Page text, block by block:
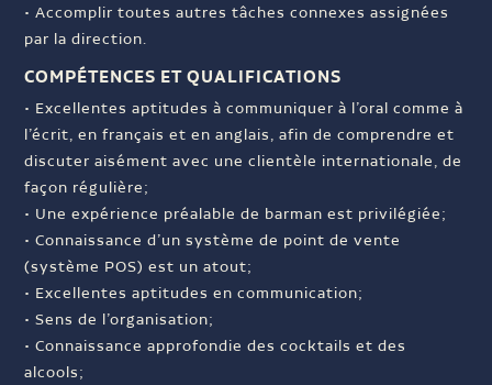
• Accomplir toutes autres tâches connexes assignées
par la direction.
COMPÉTENCES ET QUALIFICATIONS
• Excellentes aptitudes à communiquer à l’oral comme à
l’écrit, en français et en anglais, afin de comprendre et
discuter aisément avec une clientèle internationale, de
façon régulière;
• Une expérience préalable de barman est privilégiée;
• Connaissance d’un système de point de vente
(système POS) est un atout;
• Excellentes aptitudes en communication;
• Sens de l’organisation;
• Connaissance approfondie des cocktails et des
alcools;